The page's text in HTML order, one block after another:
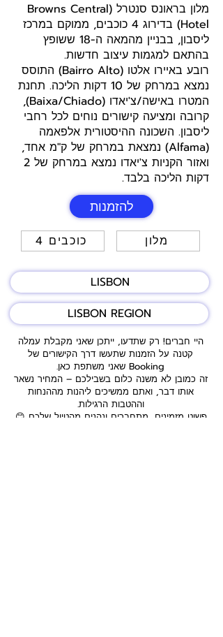
מלון בראונס סנטרל (Browns Central
Hotel) בדירוג 4 כוכבים, ממוקם במרכז
ליסבון, בבניין מהמאה ה-18 ששופץ
בהתאם למגמות עיצוב חדשות.
רובע באיירו אלטו (Bairro Alto) התוסס
נמצא במרחק של 10 דקות הליכה. תחנת
המטרו באישה/צ'יאדו (Baixa/Chiado),
קרובה ומציעה קישורים נוחים לכל רחבי
ליסבון. השכונה ההיסטורית אלפאמה
(Alfama) נמצאת במרחק של ק"מ אחד,
ואזור הקניות צ'יאדו נמצא במרחק של 2
דקות הליכה בלבד.
להזמנות
מלון 4 כוכבים
LISBON
LISBON REGION
היי חברים! רק שתדעו, ייתכן שאני מקבלת עמלה
קטנה על הזמנות שתעשו דרך הקישורים של
Booking שאני משתפת כאן.
זה כמובן לא משנה כלום בשבילכם – המחיר נשאר
אותו דבר, ואתם ממשיכים ליהנות מההנחות
וההטבות הרגילות.
פשוט מזמינים, מתחברים ונהנים מהטיול שלכם 😊.